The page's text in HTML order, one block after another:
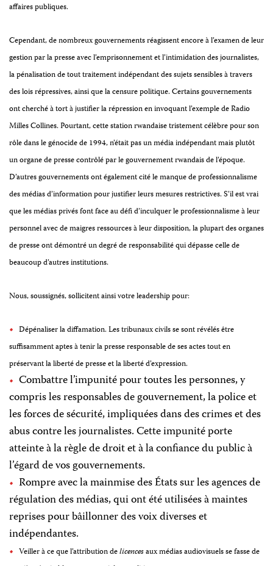
affaires publiques.
Cependant,de nombreux gouvernements réagissent encore à l’examen de leur
gestion par la presse avec l’emprisonnement et l’intimidation des journalistes,
la pénalisation de tout traitement indépendant des sujets sensibles à travers
des lois répressives, ainsi que la censure politique. Certains gouvernements
ont cherché à tort à justifier la répression en invoquant l’exemple de Radio
Milles Collines. Pourtant, cette station rwandaise tristement célèbre pour son
rôle dans le génocide de 1994, n’était pas un média indépendant mais plutôt
un organe de presse contrôlé par le gouvernement rwandais de l’époque.
D’autres gouvernements ont également cité le manque de professionnalisme
des médias d’information pour justifier leurs mesures restrictives. S’il est vrai
que les médias privés font face au défi d’inculquer le professionnalisme à leur
personnel avec de maigres ressources à leur disposition, la plupart des organes
de presse ont démontréun degré de responsabilité qui dépasse celle de
beaucoup d’autres institutions.
Nous, soussignés, sollicitent ainsi votre leadership pour:
Dépénaliser la diffamation. Les tribunaux civils se sont révélés être
suffisamment aptes à tenir la presse responsable de ses actestout en
préservantla liberté de presseet la liberté d’expression.
Combattre l’impunité pour toutes les personnes, y
compris les responsables de gouvernement, la police et
les forces de sécurité, impliquées dans des crimes et des
abus contre les journalistes. Cette impunité porte
atteinte à la règle de droit et à la confiance du public à
l’égard de vos gouvernements.
Rompre avec la mainmise des États sur les agences de
régulation des médias, qui ont été utilisées à maintes
reprises pour bâillonner des voix diverses et
indépendantes.
Veiller à ce que l’attribution delicencesauxmédias audiovisuels se fasse de